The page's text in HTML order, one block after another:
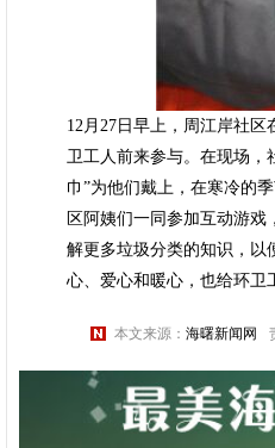
12月27日早上，周江岸社
卫工人前来参与。在现场，
巾”为他们戴上，在寒冷的
区阿姨们一同参加互动游
解更多垃圾分类的知识，以
心、爱心和暖心，也给环卫
本文来源： 海曙新闻网